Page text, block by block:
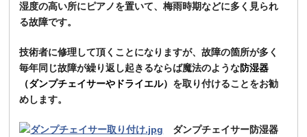
湿度の高い所にピアノを置いて、梅雨時期などに多く見られ
る故障です。
技術者に修理して頂くことになりますが、故障の箇所が多く
毎年同じ故障が繰り返し起きるならば魔法のような防湿器
（ダンプチェイサーやドライエル） を取り付けることをお勧
めします。
ダンプチェイサー防湿器